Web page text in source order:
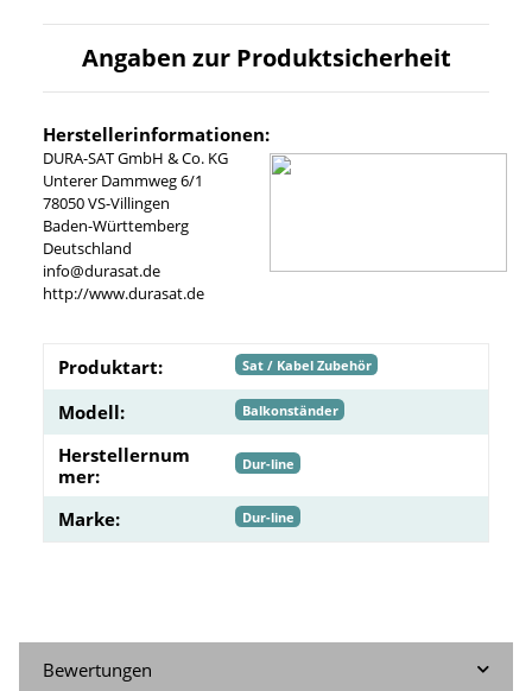
Angaben zur Produktsicherheit
Herstellerinformationen:
DURA-SAT GmbH & Co. KG
Unterer Dammweg 6/1
78050 VS-Villingen
Baden-Württemberg
Deutschland
info@durasat.de
http://www.durasat.de
Produktart: Sat / Kabel Zubehör
Modell: Balkonständer
Herstellernum
mer:
Dur-line
Marke: Dur-line
Bewertungen